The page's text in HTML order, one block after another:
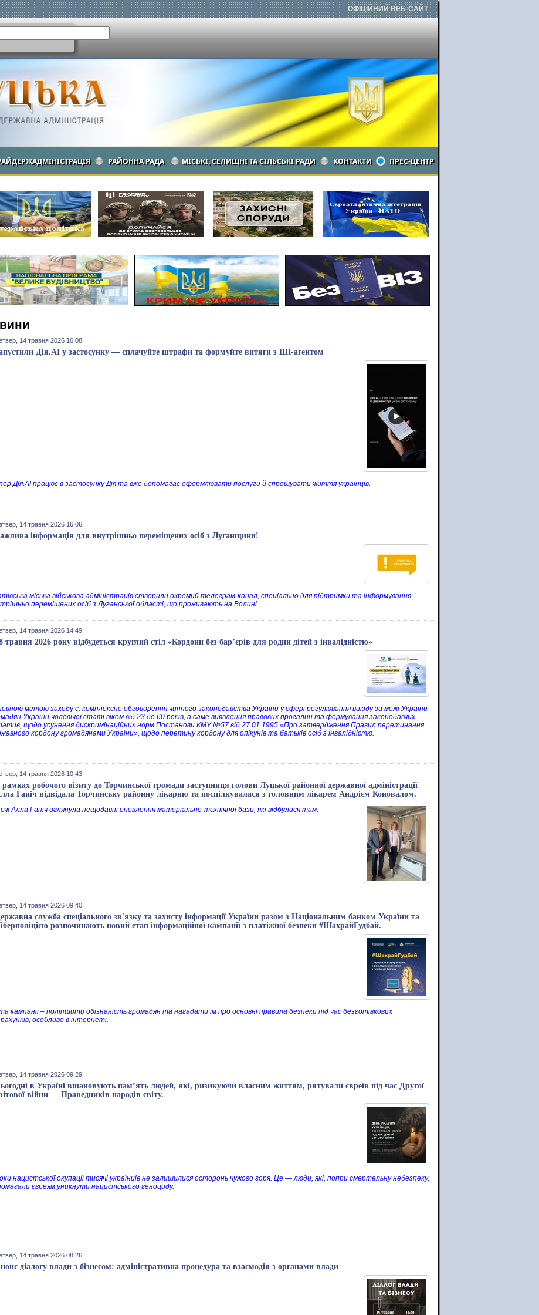
ОФІЦІЙНИЙ ВЕБ-САЙТ
РАЙОННА РАДА МІСЬКІ, СЕЛИЩНІ ТА СІЛЬСЬКІ РАДИ КОНТАКТИ ПРЕС-ЦЕНТР
14 травня 2026 16:08
Дія.AI у застосунку — сплачуйте штрафи та формуйте витяги з ШІ-агентом
Дія.AI працює в застосунку Дія та вже допомагає оформлювати послуги й спрощувати життя українців.
14 травня 2026 16:06
інформація для внутрішньо переміщених осіб з Луганщини!
міська військова адміністрація створили окремий телеграм-канал, спеціально для підтримки та інформування
переміщених осіб з Луганської області, що проживають на Волині.
14 травня 2026 14:49
травня 2026 року відбудеться круглий стіл «Кордони без бар’єрів для родин дітей з інвалідністю»
метою заходу є: комплексне обговорення чинного законодавства України у сфері регулювання виїзду за межі України
України чоловічої статі віком від 23 до 60 років, а саме виявлення правових прогалин та формування законодавчих
щодо усунення дискримінаційних норм Постанови КМУ №57 від 27.01.1995 «Про затвердження Правил перетинання
кордону громадянами України», щодо перетину кордону для опікунів та батьків осіб з інвалідністю.
14 травня 2026 10:43
робочого візиту до Торчинської громади заступниця голови Луцької районної державної адміністрації
Ганіч відвідала Торчинську районну лікарню та поспілкувалася з головним лікарем Андрієм Коновалом.
Алла Ганіч оглянула нещодавні оновлення матеріально-технічної бази, які відбулися там.
14 травня 2026 09:40
служба спеціального зв'язку та захисту інформації України разом з Національним банком України та
розпочинають новий етап інформаційної кампанії з платіжної безпеки #ШахрайГудбай.
кампанії – поліпшити обізнаність громадян та нагадати їм про основні правила безпеки під час безготівкових
особливо в інтернеті.
14 травня 2026 09:29
в Україні вшановують пам’ять людей, які, ризикуючи власним життям, рятували євреїв під час Другої
війни — Праведників народів світу.
нацистської окупації тисячі українців не залишилися осторонь чужого горя. Це — люди, які, попри смертельну небезпеку,
євреям уникнути нацистського геноциду.
14 травня 2026 08:26
діалогу влади з бізнесом: адміністративна процедура та взаємодія з органами влади